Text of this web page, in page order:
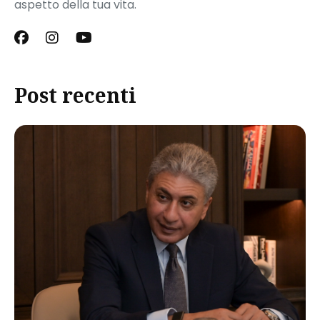
aspetto della tua vita.
Post recenti